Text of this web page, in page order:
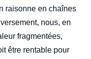
raisonne en chaînes
nous, en
fragmentées,
être rentable pour